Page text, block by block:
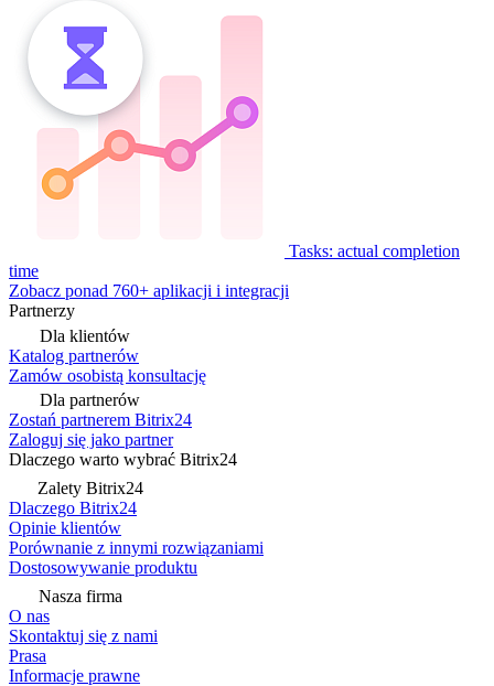
Tasks: actual completion
time
Zobacz ponad 760+ aplikacji i integracji
Partnerzy
Dla klientów
Katalog partnerów
Zamów osobistą konsultację
Dla partnerów
Zostań partnerem Bitrix24
Zaloguj się jako partner
Dlaczego warto wybrać Bitrix24
Zalety Bitrix24
Dlaczego Bitrix24
Opinie klientów
Porównanie z innymi rozwiązaniami
Dostosowywanie produktu
Nasza firma
O nas
Skontaktuj się z nami
Prasa
Informacje prawne